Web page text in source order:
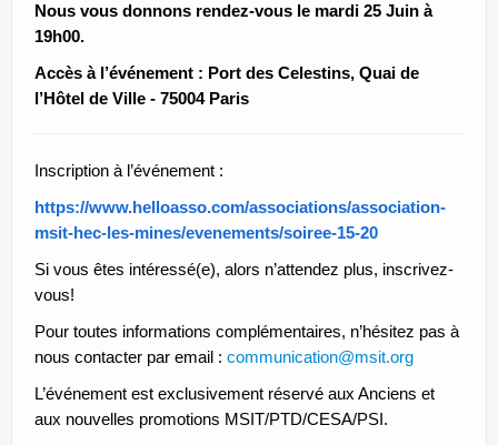
Nous vous donnons rendez-vous le mardi 25 Juin à
19h00.
Accès à l’événement : Port des Celestins, Quai de
l’Hôtel de Ville - 75004 Paris
Inscription à l’événement :
https://www.helloasso.com/associations/association-
msit-hec-les-mines/evenements/soiree-15-20
Si vous êtes intéressé(e), alors n’attendez plus, inscrivez-
vous!
Pour toutes informations complémentaires, n’hésitez pas à
nous contacter par email : communication@msit.org
L’événement est exclusivement réservé aux Anciens et
aux nouvelles promotions MSIT/PTD/CESA/PSI.